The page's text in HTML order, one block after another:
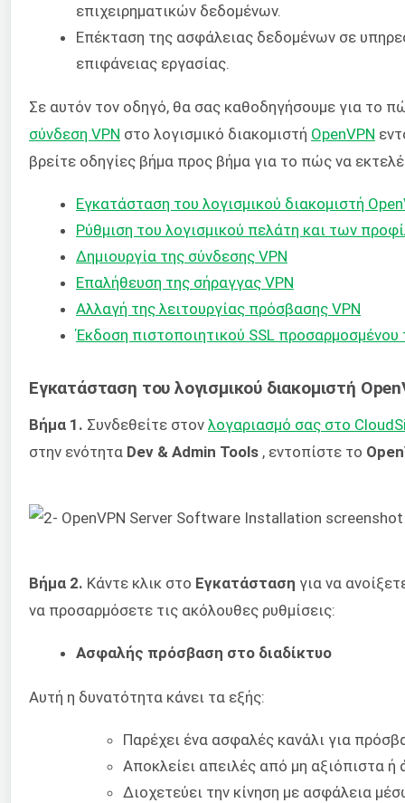
επιχειρηματικών δεδομένων.
Επέκταση της ασφάλειας δεδομένων σε
επιφάνειας εργασίας.
Σε αυτόν τον οδηγό, θα σας καθοδηγήσουμε για το
σύνδεση VPN στο λογισμικό διακομιστή OpenVPN
βρείτε οδηγίες βήμα προς βήμα για το πώς να
Εγκατάσταση του λογισμικού διακομιστή
Ρύθμιση του λογισμικού πελάτη και των
Δημιουργία της σύνδεσης VPN
Επαλήθευση της σήραγγας VPN
Αλλαγή της λειτουργίας πρόσβασης VPN
Έκδοση πιστοποιητικού SSL προσαρμοσμένου
Εγκατάσταση του λογισμικού διακομιστή
Βήμα 1. Συνδεθείτε στον λογαριασμό σας στο
στην ενότητα Dev & Admin Tools , εντοπίστε το
Βήμα 2. Κάντε κλικ στο Εγκατάσταση για να
να προσαρμόσετε τις ακόλουθες ρυθμίσεις:
Ασφαλής πρόσβαση στο διαδίκτυο
Αυτή η δυνατότητα κάνει τα εξής:
Παρέχει ένα ασφαλές κανάλι για
Αποκλείει απειλές από μη αξιόπιστα
Διοχετεύει την κίνηση με ασφάλεια